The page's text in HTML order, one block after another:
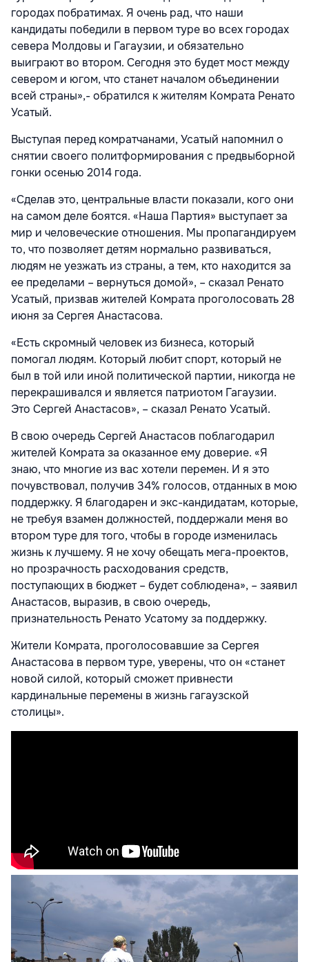
городах побратимах. Я очень рад, что наши
кандидаты победили в первом туре во всех городах
севера Молдовы и Гагаузии, и обязательно
выиграют во втором. Сегодня это будет мост между
севером и югом, что станет началом объединении
всей страны»,- обратился к жителям Комрата Ренато
Усатый.
Выступая перед комратчанами, Усатый напомнил о
снятии своего политформирования с предвыборной
гонки осенью 2014 года.
«Сделав это, центральные власти показали, кого они
на самом деле боятся. «Наша Партия» выступает за
мир и человеческие отношения. Мы пропагандируем
то, что позволяет детям нормально развиваться,
людям не уезжать из страны, а тем, кто находится за
ее пределами – вернуться домой», – сказал Ренато
Усатый, призвав жителей Комрата проголосовать 28
июня за Сергея Анастасова.
«Есть скромный человек из бизнеса, который
помогал людям. Который любит спорт, который не
был в той или иной политической партии, никогда не
перекрашивался и является патриотом Гагаузии.
Это Сергей Анастасов», – сказал Ренато Усатый.
В свою очередь Сергей Анастасов поблагодарил
жителей Комрата за оказанное ему доверие. «Я
знаю, что многие из вас хотели перемен. И я это
почувствовал, получив 34% голосов, отданных в мою
поддержку. Я благодарен и экс-кандидатам, которые,
не требуя взамен должностей, поддержали меня во
втором туре для того, чтобы в городе изменилась
жизнь к лучшему. Я не хочу обещать мега-проектов,
но прозрачность расходования средств,
поступающих в бюджет – будет соблюдена», – заявил
Анастасов, выразив, в свою очередь,
признательность Ренато Усатому за поддержку.
Жители Комрата, проголосовавшие за Сергея
Анастасова в первом туре, уверены, что он «станет
новой силой, который сможет привнести
кардинальные перемены в жизнь гагаузской
столицы».